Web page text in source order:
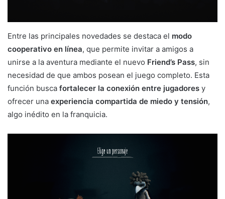
Entre las principales novedades se destaca el modo
cooperativo en línea, que permite invitar a amigos a
unirse a la aventura mediante el nuevo Friend’s Pass, sin
necesidad de que ambos posean el juego completo. Esta
función busca fortalecer la conexión entre jugadores y
ofrecer una experiencia compartida de miedo y tensión,
algo inédito en la franquicia.